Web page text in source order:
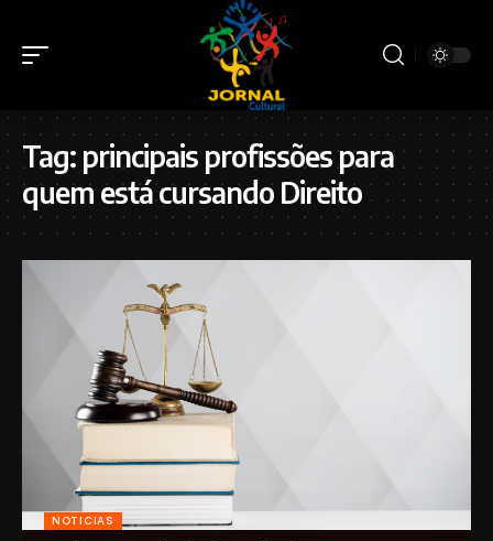
Tag: principais profissões para
quem está cursando Direito
NOTICIAS